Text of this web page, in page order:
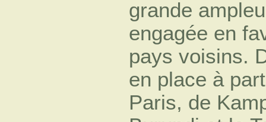
grande
engagée en
pays voisins.
en place à
Paris, de